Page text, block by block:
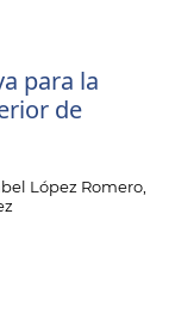
para la
de
López Romero,